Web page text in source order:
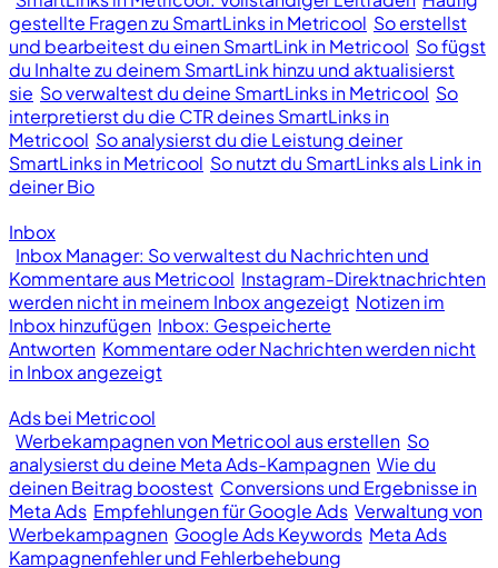
gestellte Fragen zu SmartLinks in Metricool So erstellst
und bearbeitest du einen SmartLink in Metricool So fügst
du Inhalte zu deinem SmartLink hinzu und aktualisierst
sie So verwaltest du deine SmartLinks in Metricool So
interpretierst du die CTR deines SmartLinks in
Metricool So analysierst du die Leistung deiner
SmartLinks in Metricool So nutzt du SmartLinks als Link in
deiner Bio
Inbox
Inbox Manager: So verwaltest du Nachrichten und
Kommentare aus Metricool Instagram-Direktnachrichten
werden nicht in meinem Inbox angezeigt Notizen im
Inbox hinzufügen Inbox: Gespeicherte
Antworten Kommentare oder Nachrichten werden nicht
in Inbox angezeigt
Ads bei Metricool
Werbekampagnen von Metricool aus erstellen So
analysierst du deine Meta Ads-Kampagnen Wie du
deinen Beitrag boostest Conversions und Ergebnisse in
Meta Ads Empfehlungen für Google Ads Verwaltung von
Werbekampagnen Google Ads Keywords Meta Ads
Kampagnenfehler und Fehlerbehebung